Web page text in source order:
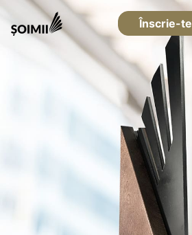
Înscrie-te